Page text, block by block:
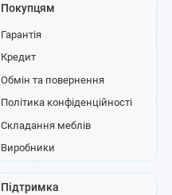
Покупцям
Гарантія
Кредит
Обмін та повернення
Політика конфіденційності
Складання меблів
Виробники
Підтримка